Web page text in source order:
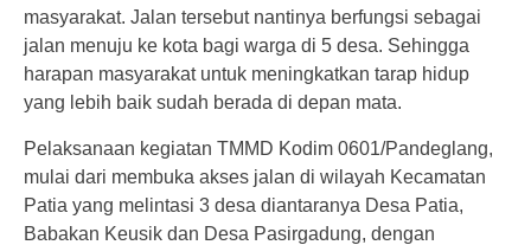
masyarakat. Jalan tersebut nantinya berfungsi sebagai
jalan menuju ke kota bagi warga di 5 desa. Sehingga
harapan masyarakat untuk meningkatkan tarap hidup
yang lebih baik sudah berada di depan mata.
Pelaksanaan kegiatan TMMD Kodim 0601/Pandeglang,
mulai dari membuka akses jalan di wilayah Kecamatan
Patia yang melintasi 3 desa diantaranya Desa Patia,
Babakan Keusik dan Desa Pasirgadung, dengan